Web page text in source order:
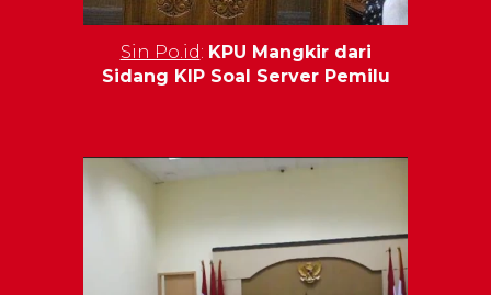
Sin Po.id: KPU Mangkir dari
Sidang KIP Soal Server Pemilu